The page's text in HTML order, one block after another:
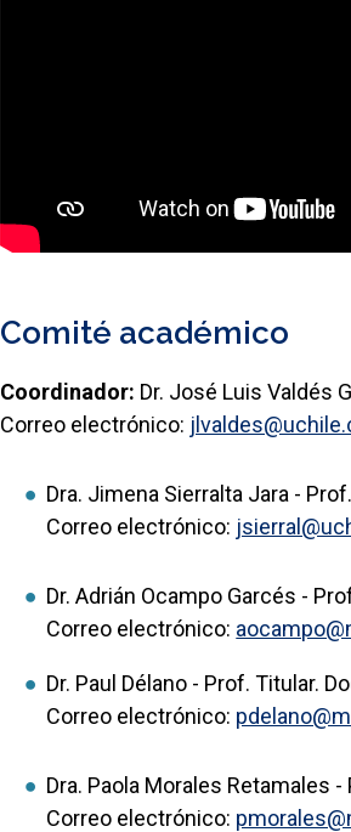
Comité académico
Coordinador: Dr. José Luis Valdés
Correo electrónico:
Dra. Jimena Sierralta Jara -
Correo electrónico:
Dr. Adrián Ocampo Garcés -
Correo electrónico:
Dr. Paul Délano - Prof. Titular.
Correo electrónico:
Dra. Paola Morales Retamales
Correo electrónico: